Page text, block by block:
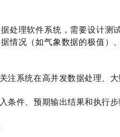
处理软件系统，需要设计
情况（如气象数据的极值
注系统在高并发数据处理、
条件、预期输出结果和执行